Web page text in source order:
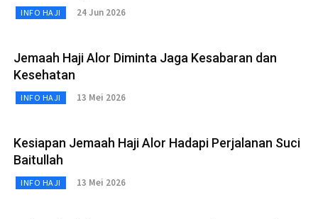
INFO HAJI 24 Jun 2026
Jemaah Haji Alor Diminta Jaga Kesabaran dan
Kesehatan
INFO HAJI 13 Mei 2026
Kesiapan Jemaah Haji Alor Hadapi Perjalanan Suci
Baitullah
INFO HAJI 13 Mei 2026